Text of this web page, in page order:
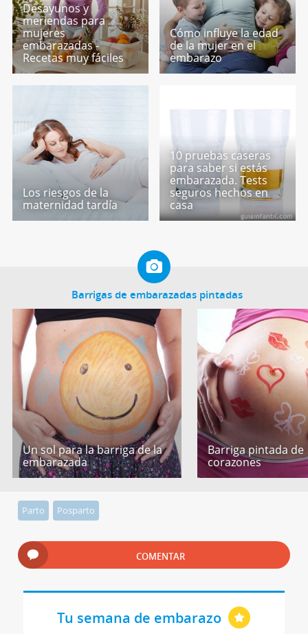
Desayunos y
meriendas para
mujeres
embarazadas -
Recetas muy fáciles
Cómo influye la edad
de la mujer en el
embarazo
Los riesgos de la
maternidad tardía
10 pruebas caseras
para saber si estás
embarazada. Tests
seguros hechos en
casa
Barrigas de embarazadas pintadas
Un sol para la barriga de la
embarazada
Barriga pintada de
corazones
Parto Posparto
COMENTAR
Tu semana de embarazo